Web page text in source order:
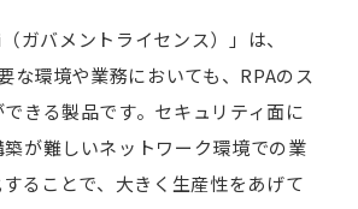
ガバメントライセンス）」は、
な環境や業務においても、RPAのス
きる製品です。セキュリティ面に
が難しいネットワーク環境での業
ることで、大きく生産性をあげて